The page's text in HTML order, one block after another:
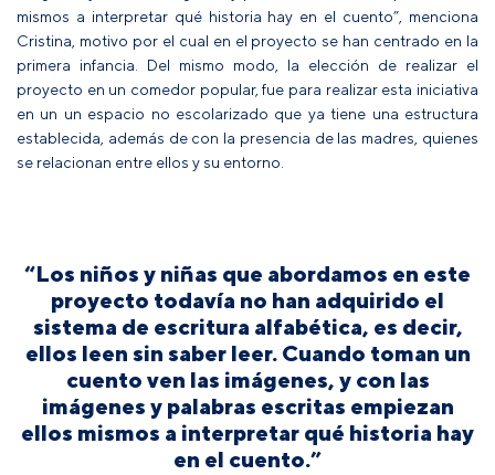
mismos a interpretar qué historia hay en el cuento”, menciona
Cristina, motivo por el cual en el proyecto se han centrado en la
primera infancia. Del mismo modo, la elección de realizar el
proyecto en un comedor popular, fue para realizar esta iniciativa
en un un espacio no escolarizado que ya tiene una estructura
establecida, además de con la presencia de las madres, quienes
se relacionan entre ellos y su entorno.
“Los niños y niñas que abordamos en este
proyecto todavía no han adquirido el
sistema de escritura alfabética, es decir,
ellos leen sin saber leer. Cuando toman un
cuento ven las imágenes, y con las
imágenes y palabras escritas empiezan
ellos mismos a interpretar qué historia hay
en el cuento.”